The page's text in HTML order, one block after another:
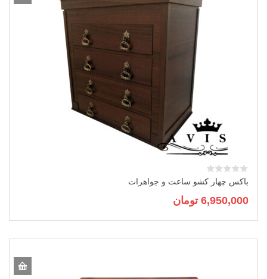
باکس چهار کشو ساعت و جواهرات
6,950,000 تومان